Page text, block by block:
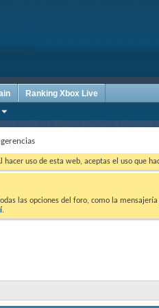
Ranking Xbox Live
uso de esta web, aceptas el uso que
las opciones del foro, como la
.